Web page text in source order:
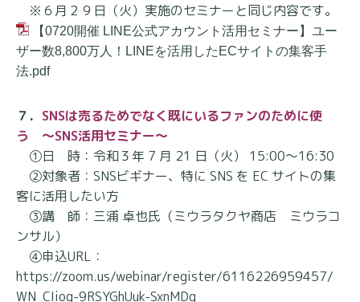
※６月２９日（火）実施のセミナーと同じ内容です。
【0720開催 LINE公式アカウント活用セミナー】ユー
ザー数8,800万人！LINEを活用したECサイトの集客手
法.pdf
７． SNSは売るためでなく既にいるファンのために使
う ～SNS活用セミナー～
①日 時：令和３年 7 月 21 日（火） 15:00～16:30
②対象者：SNSビギナー、特に SNS を EC サイトの集
客に活用したい方
③講 師：三浦 卓也氏（ミウラタクヤ商店 ミウラコ
ンサル）
④申込URL：
https://zoom.us/webinar/register/6116226959457/
WN_CIioq-9RSYGhUuk-SxnMDg